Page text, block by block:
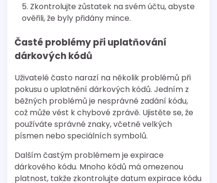
Zkontrolujte zůstatek na svém účtu, abyste
ověřili, že byly přidány mince.
Časté problémy při uplatňování
dárkových kódů
Uživatelé často narazí na několik problémů při
pokusu o uplatnění dárkových kódů. Jedním z
běžných problémů je nesprávné zadání kódu,
což může vést k chybové zprávě. Ujistěte se, že
používáte správné znaky, včetně velkých
písmen nebo speciálních symbolů.
Dalším častým problémem je expirace
dárkového kódu. Mnoho kódů má omezenou
platnost, takže zkontrolujte datum expirace kódu